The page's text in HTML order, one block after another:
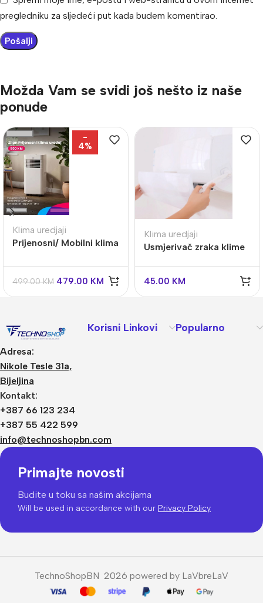
pregledniku za sljedeći put kada budem komentirao.
Možda Vam se svidi još nešto iz naše
ponude
-
4%
Klima uredjaji
Prijenosni/ Mobilni klima
2.6 kW
499.00KM 479.00 KM
Klima uredjaji
Usmjerivač zraka klime
45.00 KM
Adresa:
Nikole Tesle 31a,
Bijeljina
Kontakt:
+387 66 123 234
+387 55 422 599
info@technoshopbn.com
Korisni Linkovi Popularno
Primajte novosti
Budite u toku sa našim akcijama
Will be used in accordance with our Privacy Policy
TechnoShopBN 2026 powered by LaVbreLaV